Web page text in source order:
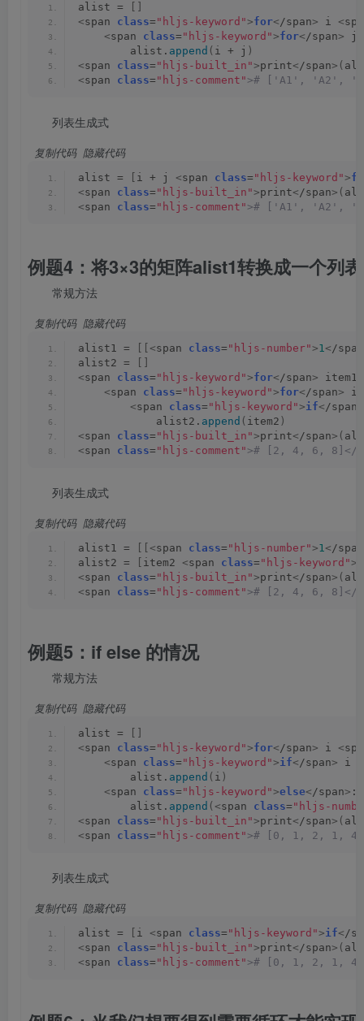
alist =
<span class= "hljs-keyword">for< /span> i <
<span class= "hljs-keyword">for< /span> j
        alist.
append ( i + j )
<span class= "hljs-built_in">print< /span>(
<span class= "hljs-comment" ># ['A1', 'A2',
列表生成式
复制代码 隐藏代码
alist =
i + j <span class= "hljs-keyword">
<span class= "hljs-built_in">print< /span>(
<span class= "hljs-comment" ># ['A1', 'A2',
例题4：将3×3的矩阵alist1转换成一个列
常规方法
复制代码 隐藏代码
alist1 =
[[<span class= "hljs-number">1< /span
alist2 =
<span class= "hljs-keyword">for< /span> item1
<span class= "hljs-keyword">for< /span>
<span class= "hljs-keyword">if< /span
            alist2.
append ( item2 )
<span class= "hljs-built_in">print< /span>(
<span class= "hljs-comment" ># [2, 4, 6, 8]</
列表生成式
复制代码 隐藏代码
alist1 =
[[<span class= "hljs-number">1< /span
alist2 =
item2 <span class= "hljs-keyword">
<span class= "hljs-built_in">print< /span>(
<span class= "hljs-comment" ># [2, 4, 6, 8]</
例题5：if else 的情况
常规方法
复制代码 隐藏代码
alist =
<span class= "hljs-keyword">for< /span> i <
<span class= "hljs-keyword">if< /span> i
        alist.
append ( i )
<span class= "hljs-keyword">else< /span> :
        alist.
append (<span class= "hljs-
<span class= "hljs-built_in">print< /span>(
<span class= "hljs-comment" ># [0, 1, 2, 1,
列表生成式
复制代码 隐藏代码
alist =
i <span class= "hljs-keyword">if< /
<span class= "hljs-built_in">print< /span>(
<span class= "hljs-comment" ># [0, 1, 2, 1,